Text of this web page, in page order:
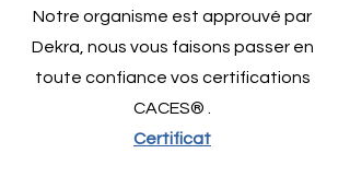
Notre organisme est approuvé par
Dekra, nous vous faisons passer en
toute confiance vos certifications
CACES® .
Certificat